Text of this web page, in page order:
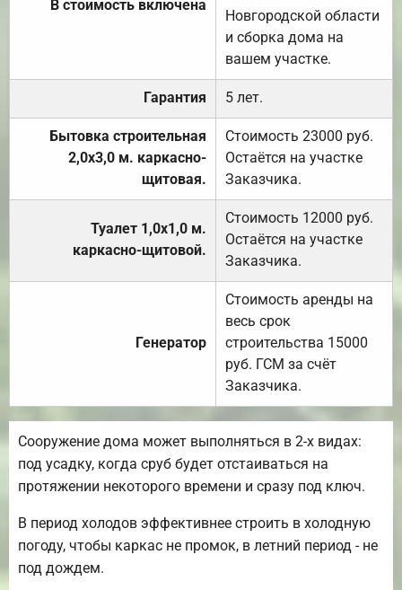
В стоимость включена
Новгородской области
и сборка дома на
вашем участке.
Гарантия 5 лет.
Бытовка строительная
2,0х3,0 м. каркасно-
щитовая.
Стоимость 23000 руб.
Остаётся на участке
Заказчика.
Туалет 1,0х1,0 м.
каркасно-щитовой.
Стоимость 12000 руб.
Остаётся на участке
Заказчика.
Генератор
Стоимость аренды на
весь срок
строительства 15000
руб. ГСМ за счёт
Заказчика.
Сооружение дома может выполняться в 2-х видах:
под усадку, когда сруб будет отстаиваться на
протяжении некоторого времени и сразу под ключ.
В период холодов эффективнее строить в холодную
погоду, чтобы каркас не промок, в летний период - не
под дождем.